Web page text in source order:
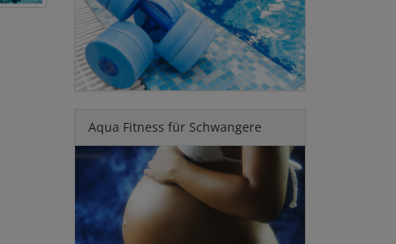
Aqua Fitness für Schwangere